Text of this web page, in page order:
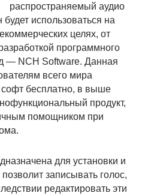
распространяемый аудио
использоваться на
целях, от
программного
— NCH Software. Данная
всего мира
бесплатно, в выше
продукт,
помощником при
для установки и
записывать голос,
редактировать эти